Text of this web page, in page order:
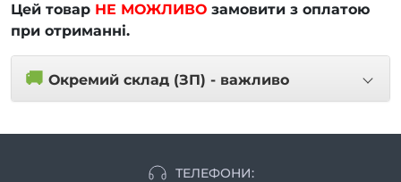
Цей товар НЕ МОЖЛИВО замовити з оплатою
при отриманні.
🚚 Окремий склад (ЗП) - важливо
ТЕЛЕФОНИ: